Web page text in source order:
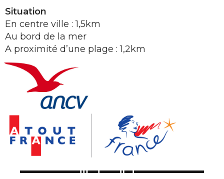
Situation
En centre ville : 1,5km
Au bord de la mer
A proximité d’une plage : 1,2km